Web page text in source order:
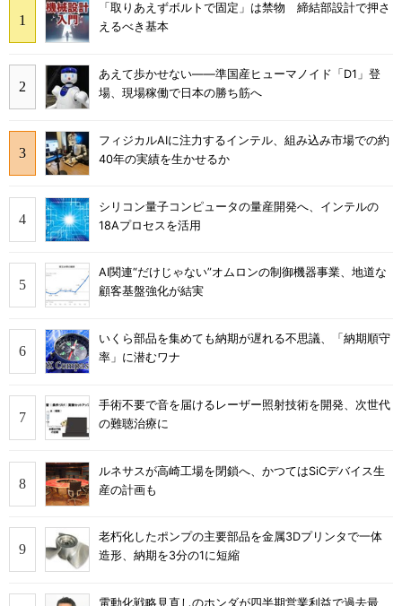
「取りあえずボルトで固定」は禁物 締結部設計で押さ
えるべき基本
あえて歩かせない――準国産ヒューマノイド「D1」登
場、現場稼働で日本の勝ち筋へ
フィジカルAIに注力するインテル、組み込み市場での約
40年の実績を生かせるか
シリコン量子コンピュータの量産開発へ、インテルの
18Aプロセスを活用
AI関連“だけじゃない”オムロンの制御機器事業、地道な
顧客基盤強化が結実
いくら部品を集めても納期が遅れる不思議、「納期順守
率」に潜むワナ
手術不要で音を届けるレーザー照射技術を開発、次世代
の難聴治療に
ルネサスが高崎工場を閉鎖へ、かつてはSiCデバイス生
産の計画も
老朽化したポンプの主要部品を金属3Dプリンタで一体
造形、納期を3分の1に短縮
電動化戦略見直しのホンダが四半期営業利益で過去最